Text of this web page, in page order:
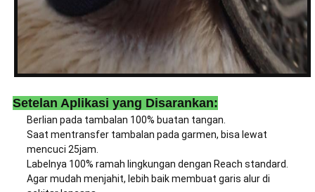
Setelan Aplikasi yang Disarankan:
Berlian pada tambalan 100% buatan tangan.
Saat mentransfer tambalan pada garmen, bisa lewat
mencuci 25jam.
Labelnya 100% ramah lingkungan dengan Reach standard.
Agar mudah menjahit, lebih baik membuat garis alur di